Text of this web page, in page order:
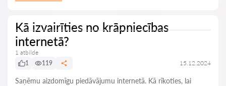
Kā izvairīties no krāpniecības
internetā?
1 atbilde
1
119 15.12.2024
Saņēmu aizdomīgu piedāvājumu internetā. Kā rīkoties, lai